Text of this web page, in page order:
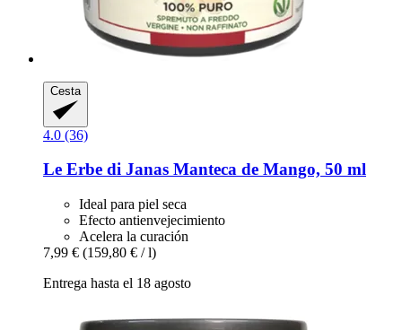
Cesta
4.0 (36)
Le Erbe di Janas Manteca de Mango, 50 ml
Ideal para piel seca
Efecto antienvejecimiento
Acelera la curación
7,99 € (159,80 € / l)
Entrega hasta el 18 agosto